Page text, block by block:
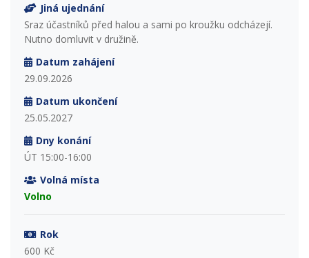
Jiná ujednání
Sraz účastníků před halou a sami po kroužku odcházejí.
Nutno domluvit v družině.
Datum zahájení
29.09.2026
Datum ukončení
25.05.2027
Dny konání
ÚT 15:00-16:00
Volná místa
Volno
Rok
600 Kč